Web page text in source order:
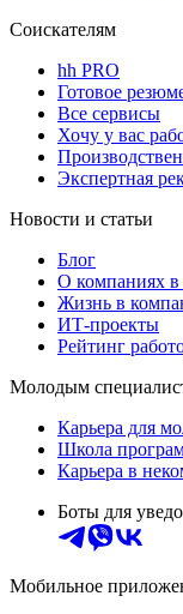
Соискателям
hh PRO
Готовое
Все сервисы
Хочу у вас
Экспертная
Новости и статьи
Блог
О компаниях
Жизнь в
ИТ-проекты
Рейтинг
Молодым
Карьера для
Школа
Карьера в
Боты для
Мобильное